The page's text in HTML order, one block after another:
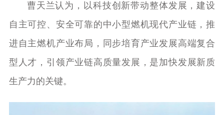
曹天兰认为，以科技创新带动整体发展，建设
自主可控、安全可靠的中小型燃机现代产业链，推
进自主燃机产业布局，同步培育产业发展高端复合
型人才，引领产业链高质量发展，是加快发展新质
生产力的关键。